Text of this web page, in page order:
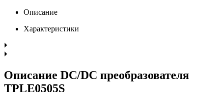
Описание
Характеристики
Описание DC/DC преобразователя
TPLE0505S